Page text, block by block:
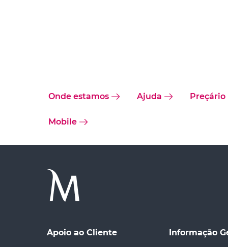
Onde estamos Ajuda Preçário
Mobile
Apoio ao Cliente Informação